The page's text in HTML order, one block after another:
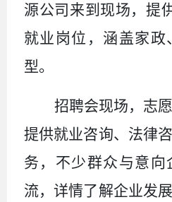
源公司来到现场，提
就业岗位，涵盖家政
型。
招聘会现场，志
提供就业咨询、法律
务，不少群众与意向
流，详情了解企业发